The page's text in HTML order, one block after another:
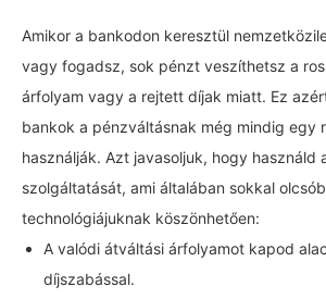
Amikor a bankodon keresztül
vagy fogadsz, sok pénzt veszíthetsz a
árfolyam vagy a rejtett díjak miatt. Ez
bankok a pénzváltásnak még mindig egy
használják. Azt javasoljuk, hogy használd
szolgáltatását, ami általában sokkal
technológiájuknak köszönhetően:
A valódi átváltási árfolyamot kapod
díjszabással.